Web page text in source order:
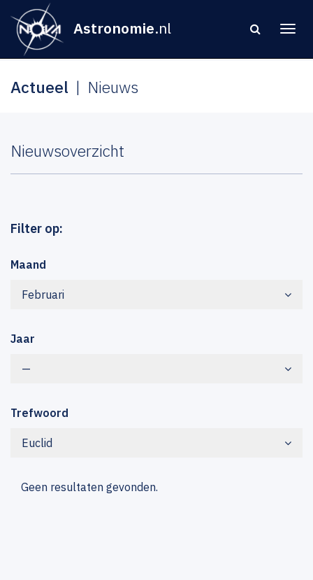
Astronomie.nl
Actueel Nieuws
Nieuwsoverzicht
Filter op:
Maand
Februari
Jaar
—
Trefwoord
Euclid
Geen resultaten gevonden.